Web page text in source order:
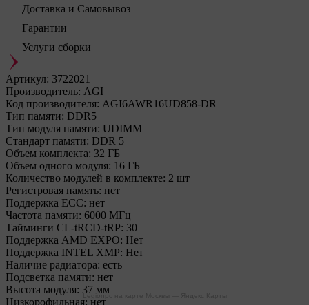
Доставка и Самовывоз
Гарантии
Услуги сборки
Артикул: 3722021
Производитель: AGI
Код производителя: AGI6AWR16UD858-DR
Тип памяти: DDR5
Тип модуля памяти: UDIMM
Стандарт памяти: DDR 5
Объем комплекта: 32 ГБ
Объем одного модуля: 16 ГБ
Количество модулей в комплекте: 2 шт
Регистровая память: нет
Поддержка ECC: нет
Частота памяти: 6000 МГц
Тайминги CL-tRCD-tRP: 30
Поддержка AMD EXPO: Нет
Поддержка INTEL XMP: Нет
Наличие радиатора: есть
Подсветка памяти: нет
Высота модуля: 37 мм
Низкорофильная: нет
Legionpc на карте Москвы — Яндекс Карты